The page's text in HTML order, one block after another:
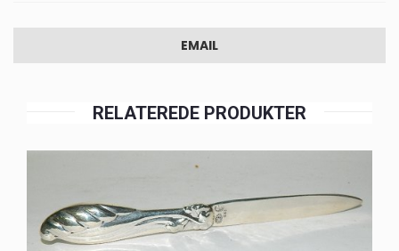
EMAIL
RELATEREDE PRODUKTER